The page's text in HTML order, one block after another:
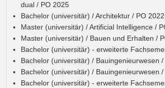
dual / PO 2025
Bachelor (universitär) / Architektur / PO 2022
Master (universitär) / Artificial Intelligence /
Master (universitär) / Bauen und Erhalten /
Bachelor (universitär) - erweiterte
Bachelor (universitär) / Bauingenieurwesen /
Bachelor (universitär) / Bauingenieurwesen /
Bachelor (universitär) - erweiterte